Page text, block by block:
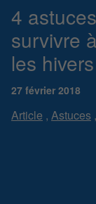
4
survivre
les
27 février 2018
Article , Astuces ,